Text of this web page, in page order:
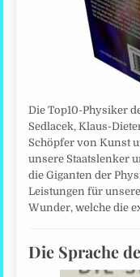
Die Top10-Physiker
Sedlacek, Klaus-
Schöpfer von Kunst
unsere Staatslenker
die Giganten der
Leistungen für
Wunder, welche die
Die Sprache